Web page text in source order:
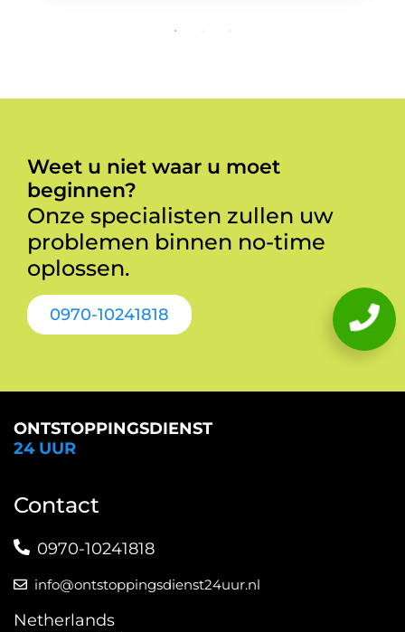
Weet u niet waar u moet
beginnen?
Onze specialisten zullen uw
problemen binnen no-time
oplossen.
0970-10241818
ONTSTOPPINGSDIENST
24 UUR
Contact
0970-10241818
info@ontstoppingsdienst24uur.nl
Netherlands